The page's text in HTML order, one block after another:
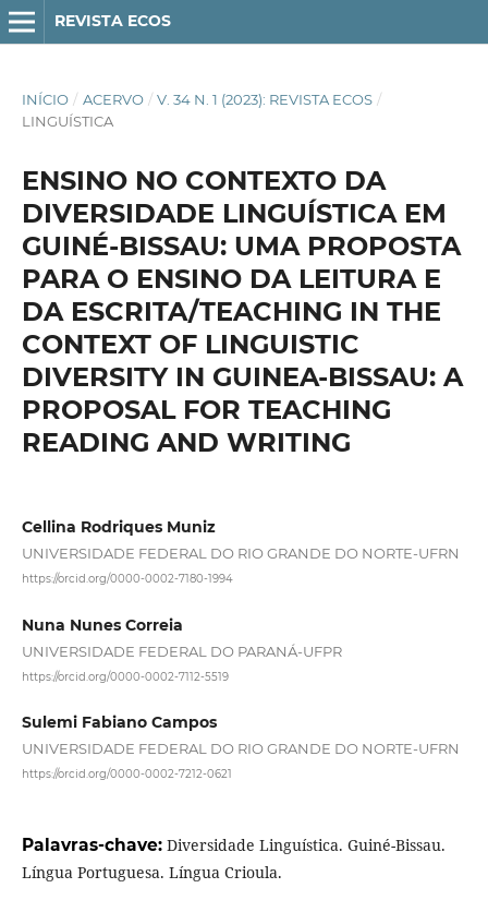
REVISTA ECOS
INÍCIO / ACERVO / V. 34 N. 1 (2023): REVISTA ECOS /
LINGUÍSTICA
ENSINO NO CONTEXTO DA
DIVERSIDADE LINGUÍSTICA EM
GUINÉ-BISSAU: UMA PROPOSTA
PARA O ENSINO DA LEITURA E
DA ESCRITA/TEACHING IN THE
CONTEXT OF LINGUISTIC
DIVERSITY IN GUINEA-BISSAU: A
PROPOSAL FOR TEACHING
READING AND WRITING
Cellina Rodriques Muniz
UNIVERSIDADE FEDERAL DO RIO GRANDE DO NORTE-UFRN
https://orcid.org/0000-0002-7180-1994
Nuna Nunes Correia
UNIVERSIDADE FEDERAL DO PARANÁ-UFPR
https://orcid.org/0000-0002-7112-5519
Sulemi Fabiano Campos
UNIVERSIDADE FEDERAL DO RIO GRANDE DO NORTE-UFRN
https://orcid.org/0000-0002-7212-0621
Palavras-chave: Diversidade Linguística. Guiné-Bissau.
Língua Portuguesa. Língua Crioula.